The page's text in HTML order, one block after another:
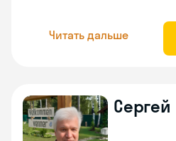
Читать дальше
Сергей